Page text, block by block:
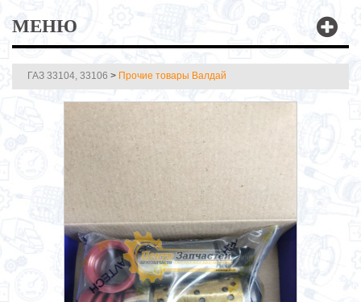
МЕНЮ
ГАЗ 33104, 33106 > Прочие товары Валдай